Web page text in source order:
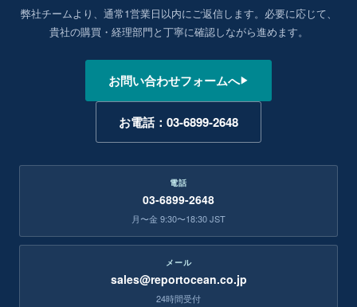
弊社チームより、通常1営業日以内にご返信します。必要に応じて、
貴社の購買・経理部門と丁寧に確認しながら進めます。
お問い合わせフォームへ▶
お電話：03-6899-2648
電話
03-6899-2648
月〜金 9:30〜18:30 JST
メール
sales@reportocean.co.jp
24時間受付